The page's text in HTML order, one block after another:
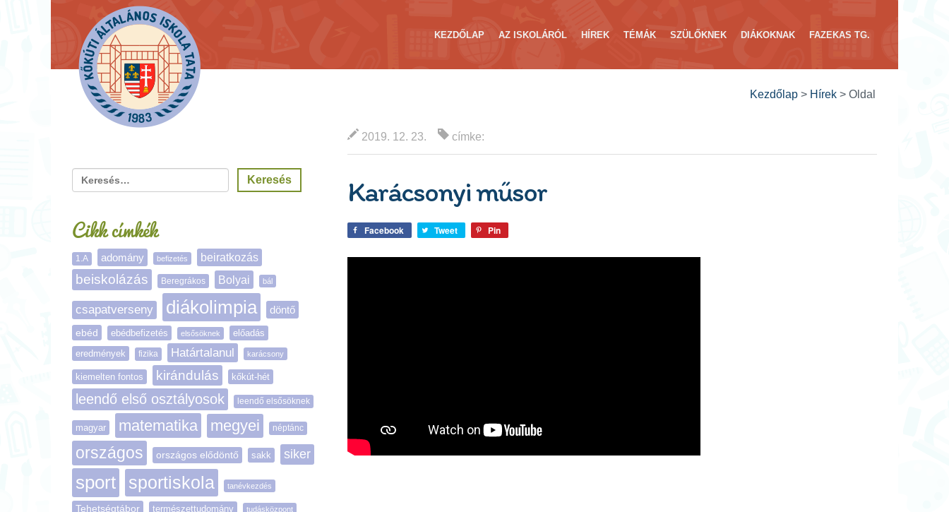
KEZDŐLAP AZ ISKOLÁRÓL HÍREK TÉMÁK SZÜLŐKNEK DIÁKOKNAK FAZEKAS TG.
Kezdőlap > Hírek > Oldal
2019. 12. 23. címke:
Karácsonyi műsor
Facebook Tweet Pin
Cikk címkék
1.A adomány befizetés beiratkozás
beiskolázás Beregrákos Bolyai bál
csapatverseny diákolimpia döntő
ebéd ebédbefizetés elsősöknek
előadás
eredmények
fizika Határtalanul karácsony
kiemelten fontos kirándulás kőkút-hét
leendő első osztályosok leendő elsősöknek
magyar matematika megyei néptánc
országos országos elődöntő sakk siker
sport sportiskola tanévkezdés
Tehetségtábor természettudomány tudásközpont